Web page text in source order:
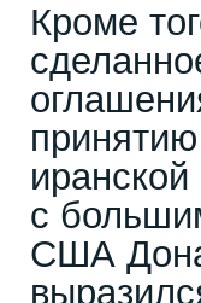
Кроме
с
США